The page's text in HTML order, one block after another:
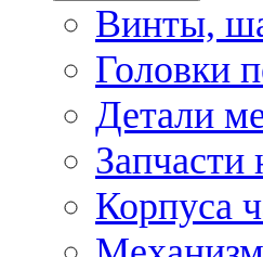
Винты,
Головки
Детали
Запчасти
Корпуса